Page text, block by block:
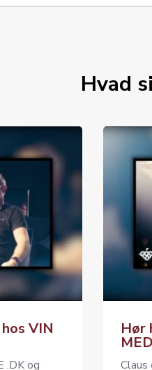
Hvad
VIN
.DK og
Hør
Claus